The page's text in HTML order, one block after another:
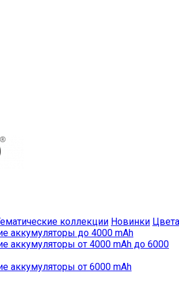
коллекции Новинки Цвета
аккумуляторы до 4000 mAh
аккумуляторы от 4000 mAh до 6000
аккумуляторы от 6000 mAh